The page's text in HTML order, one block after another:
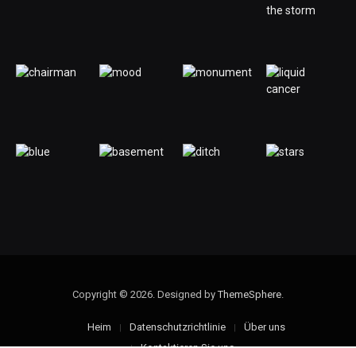
Copyright © 2026. Designed byThemeSphere
Heim Datenschutzrichtlinie
Über uns